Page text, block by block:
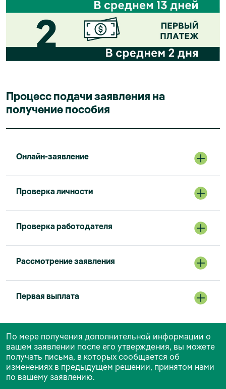
Процесс подачи заявления на
получение пособия
Онлайн-заявление
Проверка личности
Проверка работодателя
Pассмотрение заявления
Первая выплата
По мере получения дополнительной информации о
вашем заявлении после его утверждения, вы можете
получать письма, в которых сообщается об
изменениях в предыдущем решении, принятом нами
по вашему заявлению.